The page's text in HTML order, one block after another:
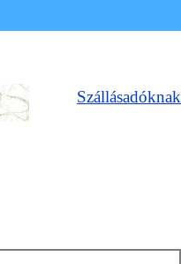
Szállásadóknak